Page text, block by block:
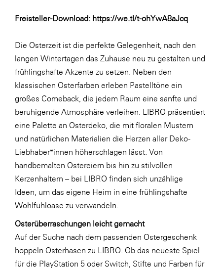
ikp
Johnson & Johnson
JELD-WEN DANA
kosaplaner
LAT Nitrogen
Libro
Lidl Österreich
MTH Retail Group
OMV
OptimaMed
PAGRO
PHH Rechtsanwält:innen
Freisteller-Download: https://we.tl/t-ohYwA8aJcq
Die Osterzeit ist die perfekte Gelegenheit, nach den
langen Wintertagen das Zuhause neu zu gestalten und
frühlingshafte Akzente zu setzen. Neben den
klassischen Osterfarben erleben Pastelltöne ein
großes Comeback, die jedem Raum eine sanfte und
beruhigende Atmosphäre verleihen. LIBRO präsentiert
eine Palette an Osterdeko, die mit floralen Mustern
und natürlichen Materialien die Herzen aller Deko-
Liebhaber*innen höherschlagen lässt. Von
handbemalten Ostereiern bis hin zu stilvollen
Kerzenhaltern – bei LIBRO finden sich unzählige
Ideen, um das eigene Heim in eine frühlingshafte
Wohlfühloase zu verwandeln.
Osterüberraschungen leicht gemacht
Auf der Suche nach dem passenden Ostergeschenk
hoppeln Osterhasen zu LIBRO. Ob das neueste Spiel
für die PlayStation 5 oder Switch, Stifte und Farben für